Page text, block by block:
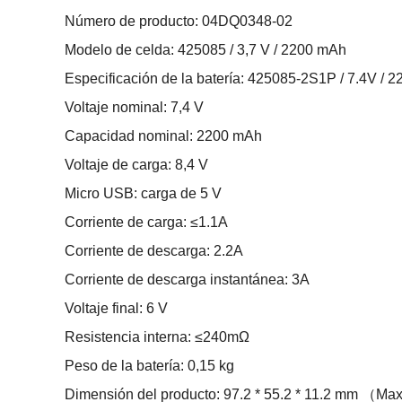
Número de producto: 04DQ0348-02
Modelo de celda: 425085 / 3,7 V / 2200 mAh
Especificación de la batería: 425085-2S1P / 7.4V /
Voltaje nominal: 7,4 V
Capacidad nominal: 2200 mAh
Voltaje de carga: 8,4 V
Micro USB: carga de 5 V
Corriente de carga: ≤1.1A
Corriente de descarga: 2.2A
Corriente de descarga instantánea: 3A
Voltaje final: 6 V
Resistencia interna: ≤240mΩ
Peso de la batería: 0,15 kg
Dimensión del producto: 97.2 * 55.2 * 11.2 mm （Max